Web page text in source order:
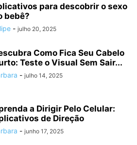
para descobrir o sexo
bebê?
- julho 20, 2025
Como Fica Seu Cabelo
Teste o Visual Sem Sair...
- julho 14, 2025
a Dirigir Pelo Celular:
de Direção
- junho 17, 2025